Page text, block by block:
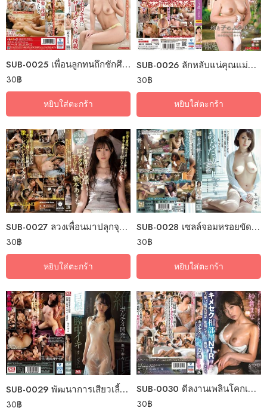
SUB-0025 เพื่อนลูกทนถึกชักศึกเข้าบ้าน
30฿
หยิบใส่ตะกร้า
SUB-0026 ลักหลับแน่คุณแม่ขอร้อง
30฿
หยิบใส่ตะกร้า
SUB-0027 ลวงเพื่อนมาปลุกจุกรับซัมเมอร์
30฿
หยิบใส่ตะกร้า
SUB-0028 เซลล์จอมหรอยขัดฝอยขึ้นหม้อ
30฿
หยิบใส่ตะกร้า
SUB-0029 พัฒนาการเสียวเลี้ยวหาของใหญ่
30฿
SUB-0030 ดีลงานเพลินโคกเนินกระตุ้นยา
30฿